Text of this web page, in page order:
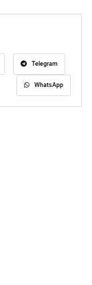
Telegram
WhatsApp